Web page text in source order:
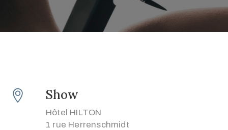
Show
Hôtel HILTON
1 rue Herrenschmidt